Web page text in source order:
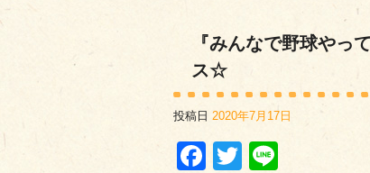
『みんなで野球や
ス☆
投稿日 2020年7月17日
Facebook
Twitter